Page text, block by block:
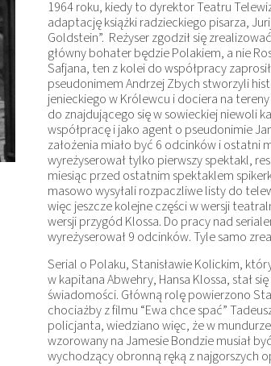
1964 roku, kiedy to dyrektor Teatru
adaptację książki radzieckiego pisarza,
Goldstein”. Reżyser zgodził się
główny bohater będzie Polakiem, a nie
Safjana, ten z kolei do współpracy
pseudonimem Andrzej Zbych stworzyli
jenieckiego w Królewcu i dociera na
do znajdującego się w sowieckiej niewoli
współpracę i jako agent o pseudonimie
założenia miało być 6 odcinków i ostatni
wyreżyserował tylko pierwszy spektakl,
miesiąc przed ostatnim spektaklem
masowo wysyłali rozpaczliwe listy do
więc jeszcze kolejne części w wersji
wersji przygód Klossa. Do pracy nad
wyreżyserował 9 odcinków. Tyle samo
Serial o Polaku, Stanisławie Kolickim,
w kapitana Abwehry, Hansa Klossa, stał
świadomości. Główną rolę powierzono
chociażby z filmu “Ewa chce spać”
policjanta, wiedziano więc, że w
wzorowany na Jamesie Bondzie musiał
wychodzący obronną ręką z najgorszych